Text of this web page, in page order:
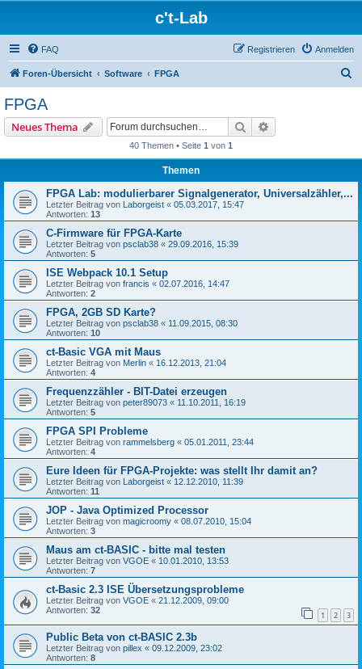
c't-Lab
FAQ Anmelden
Registrieren
Foren-Übersicht Software FPGA
FPGA
Neues Thema Suche
40 Themen • Seite 1 von 1
Themen
FPGA Lab: modulierbarer Signalgenerator, Universalzähler,...
Letzter Beitrag von Laborgeist « 05.03.2017, 15:47
Antworten: 13
C-Firmware für FPGA-Karte
Letzter Beitrag von psclab38 « 29.09.2016, 15:39
Antworten: 5
ISE Webpack 10.1 Setup
Letzter Beitrag von francis « 02.07.2016, 14:47
Antworten: 2
FPGA, 2GB SD Karte?
Letzter Beitrag von psclab38 « 11.09.2015, 08:30
Antworten: 10
ct-Basic VGA mit Maus
Letzter Beitrag von Merlin « 16.12.2013, 21:04
Antworten: 4
Frequenzzähler - BIT-Datei erzeugen
Letzter Beitrag von peter89073 « 11.10.2011, 16:19
Antworten: 5
FPGA SPI Probleme
Letzter Beitrag von rammelsberg « 05.01.2011, 23:44
Antworten: 4
Eure Ideen für FPGA-Projekte: was stellt Ihr damit an?
Letzter Beitrag von Laborgeist « 12.12.2010, 11:39
Antworten: 11
JOP - Java Optimized Processor
Letzter Beitrag von magicroomy « 08.07.2010, 15:04
Antworten: 3
Maus am ct-BASIC - bitte mal testen
Letzter Beitrag von VGOE « 10.01.2010, 13:53
Antworten: 7
ct-Basic 2.3 ISE Übersetzungsprobleme
Letzter Beitrag von VGOE « 21.12.2009, 09:00
Antworten: 32 1 2 3
Public Beta von ct-BASIC 2.3b
Letzter Beitrag von pillex « 09.12.2009, 23:02
Antworten: 8